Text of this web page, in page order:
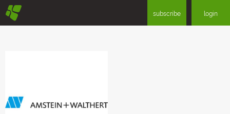
§ subscribe login